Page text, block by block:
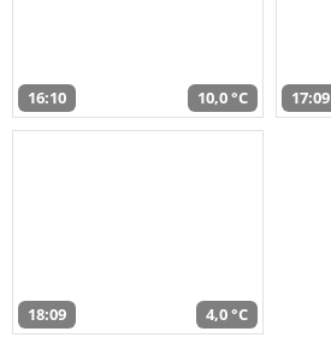
16:10 10,0 °C 17:09
18:09 4,0 °C